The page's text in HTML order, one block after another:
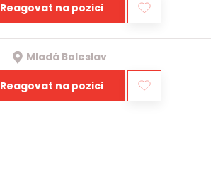
Reagovat na pozici
Mladá Boleslav
Reagovat na pozici